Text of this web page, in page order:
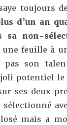
toujours
d’un an
sa non-
une feuille à
son
potentiel le
ses deux
mais a